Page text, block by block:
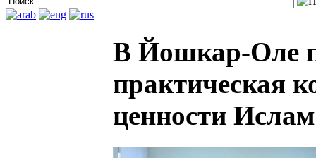
В Йошкар-Оле
практическая
ценности